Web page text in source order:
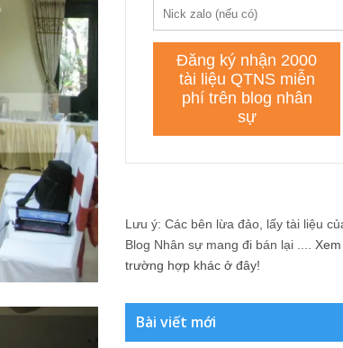
Lưu ý: Các bên lừa đảo, lấy tài liệu
Blog Nhân sự mang đi bán lại ....
trường hợp khác ở đây!
Bài viết mới